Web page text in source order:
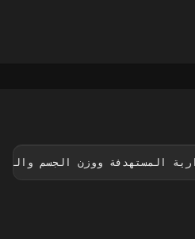
المستهدفة ووزن الجسم والهدف